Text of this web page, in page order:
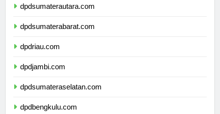
dpdsumaterautara.com
dpdsumaterabarat.com
dpdriau.com
dpdjambi.com
dpdsumateraselatan.com
dpdbengkulu.com